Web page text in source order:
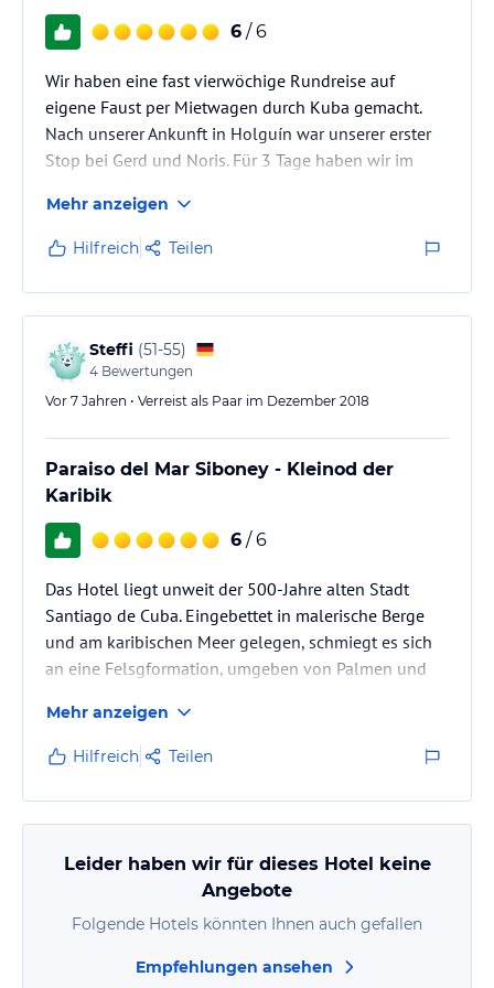
6 / 6
Wir haben eine fast vierwöchige Rundreise auf
eigene Faust per Mietwagen durch Kuba gemacht.
Nach unserer Ankunft in Holguín war unserer erster
Stop bei Gerd und Noris. Für 3 Tage haben wir im
Whirlpool und Dachterrasse gewohnt.
Gerd und Noris haben sich hier mit sehr viel Liebe im
Detail ein wahres Paradies geschaffen.
Mehr anzeigen
Hilfreich Teilen
Steffi (51-55)
4 Bewertungen
Vor 7 Jahren • Verreist als Paar im Dezember 2018
Paraiso del Mar Siboney - Kleinod der
Karibik
6 / 6
Das Hotel liegt unweit der 500-Jahre alten Stadt
Santiago de Cuba. Eingebettet in malerische Berge
und am karibischen Meer gelegen, schmiegt es sich
an eine Felsgformation, umgeben von Palmen und
Wer Ausgeglichenheit und Harmonie sucht, wird sie
hier finden.
Mehr anzeigen
Hilfreich Teilen
Leider haben wir für dieses Hotel keine
Angebote
Folgende Hotels könnten Ihnen auch gefallen
Empfehlungen ansehen